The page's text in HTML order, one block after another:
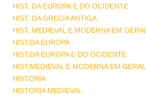
HIST. DA EUROPA E DO OCIDENTE
HIST. DA GRECIA ANTIGA
HIST. MEDIEVAL E MODERNA EM GERAL
HIST.DA EUROPA
HIST.DA EUROPA E DO OCIDENTE
HIST.MEDIEVAL E MODERNA EM GERAL
HISTORIA
HISTORIA MEDIEVAL